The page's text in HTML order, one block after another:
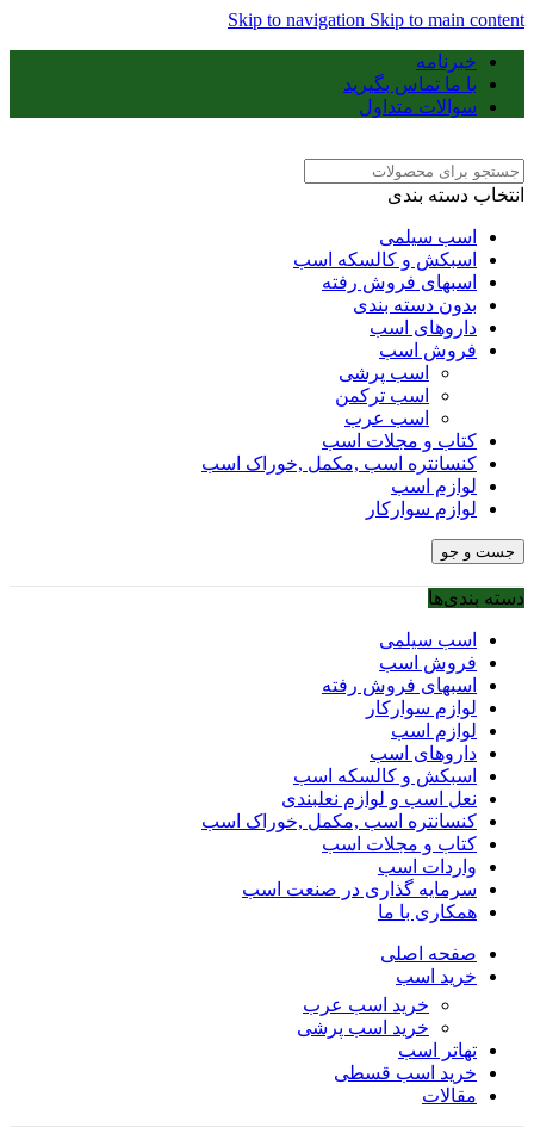
Skip to navigation Skip to main content
خبرنامه
با ما تماس بگیرید
سوالات متداول
انتخاب دسته بندی
اسب سیلمی
اسبکش و کالسکه اسب
اسبهای فروش رفته
بدون دسته بندی
داروهای اسب
فروش اسب
اسب پرشی
اسب ترکمن
اسب عرب
کتاب و مجلات اسب
کنسانتره اسب ,مکمل ,خوراک اسب
لوازم اسب
لوازم سوارکار
جست و جو
دسته بندی‌ها
اسب سیلمی
فروش اسب
اسبهای فروش رفته
لوازم سوارکار
لوازم اسب
داروهای اسب
اسبکش و کالسکه اسب
نعل اسب و لوازم نعلبندی
کنسانتره اسب ,مکمل ,خوراک اسب
کتاب و مجلات اسب
واردات اسب
سرمایه گذاری در صنعت اسب
همکاری با ما
صفحه اصلی
خرید اسب
خرید اسب عرب
خرید اسب پرشی
تهاتر اسب
خرید اسب قسطی
مقالات